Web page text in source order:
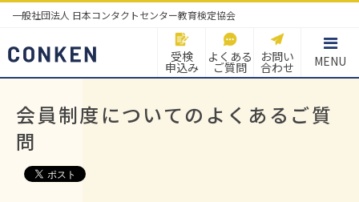
一般社団法人 日本コンタクトセンター教育検定協会
受検
申込み
よくある
ご質問
お問い
合わせ MENU
会員制度についてのよくあるご質
問